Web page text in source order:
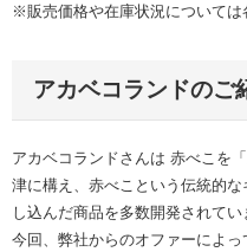
※販売価格や在庫状況については
アカベコランドのご
アカベコランドさんは 赤べこを
津に構え、赤べこという伝統的
し込んだ商品を多数開発されてい
今回、弊社からのオファーによっ